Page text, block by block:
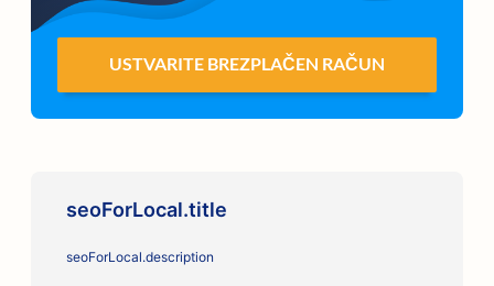
USTVARITE BREZPLAČEN RAČUN
seoForLocal.title
seoForLocal.description